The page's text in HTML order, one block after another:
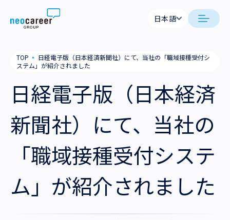
Skip to content
neocareer について
私たちの考え方
就労支援
会社概要
役員一覧
拠点一覧
採用情報
日本語
TOP ▪ 日経電子版（日本経済新聞社）にて、当社の「職域接種受付シ
ステム」が紹介されました
日経電子版（日本経済
新聞社）にて、当社の
「職域接種受付システ
ム」が紹介されました